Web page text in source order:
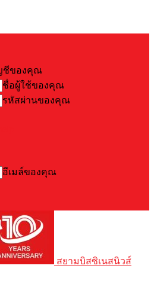
ชีของคุณ
ชื่อผู้ใช้ของคุณ
รหัสผ่านของคุณ
อีเมล์ของคุณ
สยามบิสซิเนสนิวส์